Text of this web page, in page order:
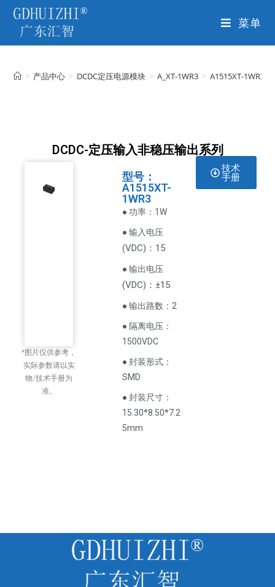
菜单
> 产品中心 > DCDC定压电源模块 > A_XT-1WR3 > A1515XT-1WR3
DCDC-定压输入非稳压输出系列
*图片仅供参考，
实际参数请以实
物/技术手册为
准。
型号：
A1515XT-
1WR3
● 功率：1W
● 输入电压
(VDC)：15
● 输出电压
(VDC) ：±15
● 输出路数：2
● 隔离电压：
1500VDC
● 封装形式：
SMD
● 封装尺寸：
15.30*8.50*7.2
5mm
技术
手册